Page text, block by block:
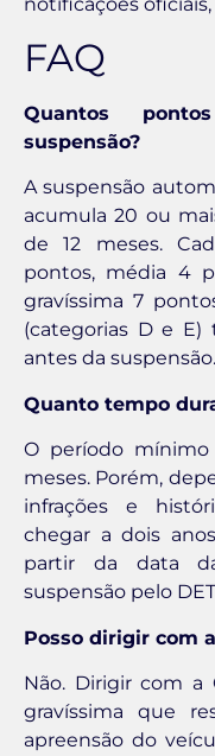
FAQ
Quantos
suspensão?
A suspensão
acumula 20 ou
de 12 meses.
pontos, média 4
gravíssima 7
(categorias D e
antes da suspensão.
Quanto tempo
O período
meses. Porém,
infrações e
chegar a dois
partir da data
suspensão pelo
Posso dirigir com
Não. Dirigir com a
gravíssima que
apreensão do